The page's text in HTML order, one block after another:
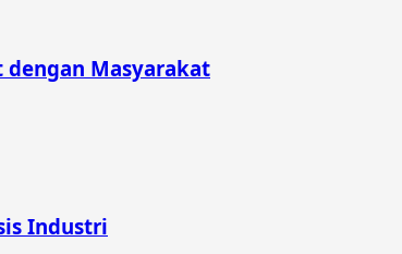
dengan Masyarakat
Industri